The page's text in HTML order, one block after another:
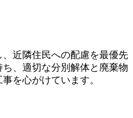
近隣住民への配慮を最優先
、適切な分別解体と廃棄物
を心がけています。